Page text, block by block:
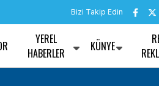
Bizi Takip Edin
YEREL
HABERLER
KÜNYE
yeniden ayağa kalktığı gün